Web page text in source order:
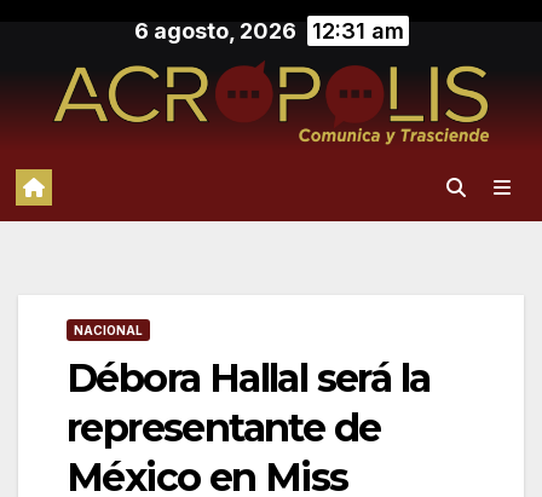
contenido
6 agosto, 2026 12:31 am
NACIONAL
Débora Hallal será la
representante de
México en Miss